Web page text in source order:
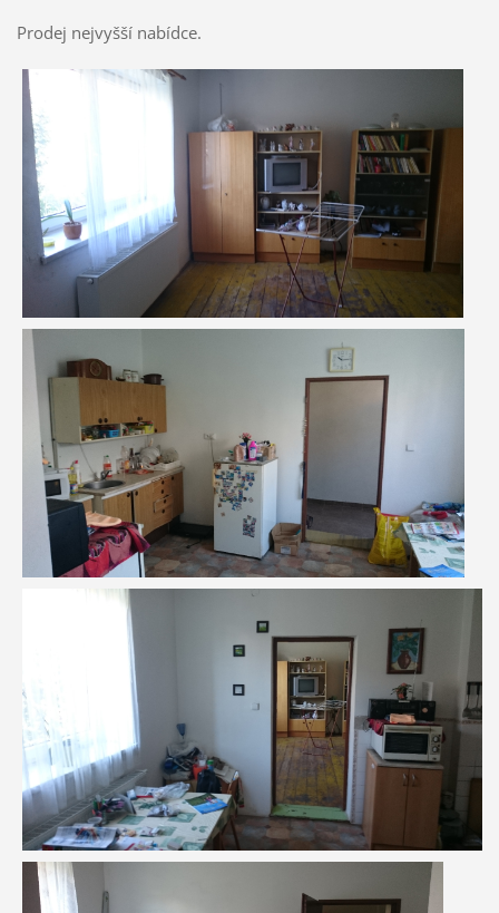
Prodej nejvyšší nabídce.